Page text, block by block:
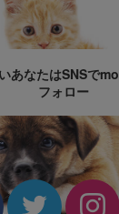
あなたはSNSで
フォロー